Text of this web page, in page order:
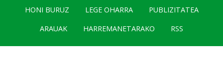
HONI BURUZ LEGE OHARRA
PUBLIZITATEA
ARAUAK
HARREMANETARAKO RSS